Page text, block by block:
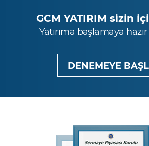
GCM YATIRIM sizin
Yatırıma başlamaya hazır
DENEMEYE